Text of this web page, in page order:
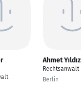
Ahmet Yıldız
Rechtsanwalt
Berlin